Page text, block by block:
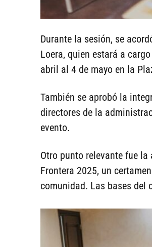
Durante la sesión, se
Loera, quien estará a
abril al 4 de mayo en la
También se aprobó la
directores de la
evento.
Otro punto relevante fue
Frontera 2025, un
comunidad. Las bases del